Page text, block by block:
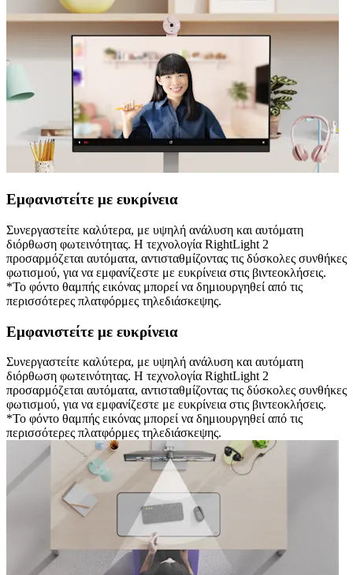
Εμφανιστείτε με ευκρίνεια
Συνεργαστείτε καλύτερα, με υψηλή ανάλυση και αυτόματη
διόρθωση φωτεινότητας. Η τεχνολογία RightLight 2
προσαρμόζεται αυτόματα, αντισταθμίζοντας τις δύσκολες συνθήκες
φωτισμού, για να εμφανίζεστε με ευκρίνεια στις βιντεοκλήσεις.
*Το φόντο θαμπής εικόνας μπορεί να δημιουργηθεί από τις
περισσότερες πλατφόρμες τηλεδιάσκεψης.
Εμφανιστείτε με ευκρίνεια
Συνεργαστείτε καλύτερα, με υψηλή ανάλυση και αυτόματη
διόρθωση φωτεινότητας. Η τεχνολογία RightLight 2
προσαρμόζεται αυτόματα, αντισταθμίζοντας τις δύσκολες συνθήκες
φωτισμού, για να εμφανίζεστε με ευκρίνεια στις βιντεοκλήσεις.
*Το φόντο θαμπής εικόνας μπορεί να δημιουργηθεί από τις
περισσότερες πλατφόρμες τηλεδιάσκεψης.